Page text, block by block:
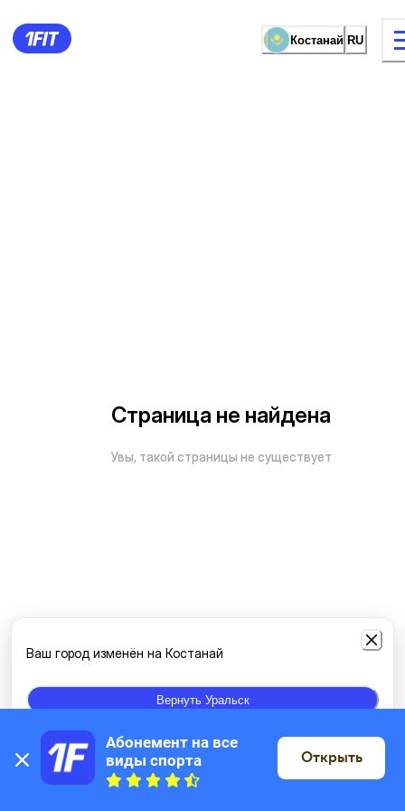
Костанай RU
Страница не найдена
Увы, такой страницы не существует
На карте
Ваш город изменён на Костанай
Вернуть Уральск
Абонемент на все
виды спорта
Открыть